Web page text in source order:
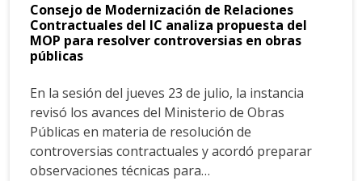
Consejo de Modernización de Relaciones
Contractuales del IC analiza propuesta del
MOP para resolver controversias en obras
públicas
En la sesión del jueves 23 de julio, la instancia
revisó los avances del Ministerio de Obras
Públicas en materia de resolución de
controversias contractuales y acordó preparar
observaciones técnicas para…